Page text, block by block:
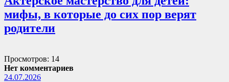
мифы, в которые до сих пор верят
родители
Просмотров: 14
Нет комментариев
24.07.2026